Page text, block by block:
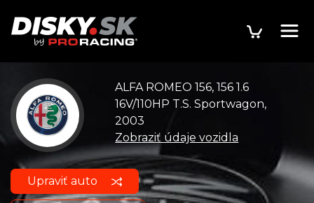
ALFA ROMEO 156, 156 1.6
16V/110HP T.S. Sportwagon,
2003
Zobraziť údaje vozidla
Upraviť auto